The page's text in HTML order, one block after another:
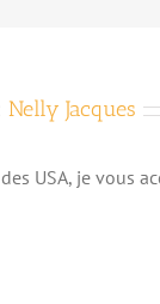
Nelly Jacques
USA, je vous